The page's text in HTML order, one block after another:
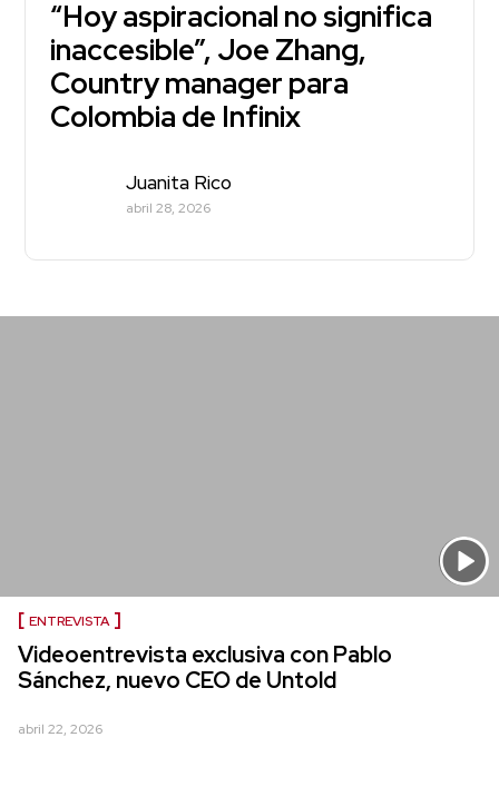
“Hoy aspiracional no significa
inaccesible”, Joe Zhang,
Country manager para
Colombia de Infinix
Juanita Rico
abril 28, 2026
ENTREVISTA
Videoentrevista exclusiva con Pablo
Sánchez, nuevo CEO de Untold
abril 22, 2026